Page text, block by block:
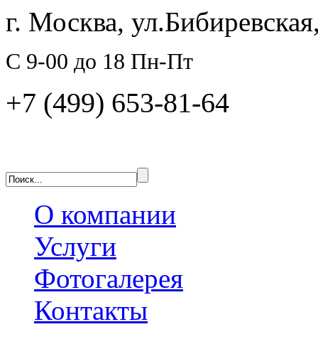
г. Москва,
C 9-00 до 18 Пн-Пт
+7 (499) 653-81-64
О компании
Услуги
Фотогалерея
Контакты